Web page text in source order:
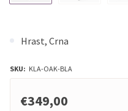
Hrast, Crna
SKU: KLA-OAK-BLA
€349,00